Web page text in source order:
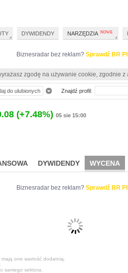
Biznesradar bez reklam? Sprawdź BR
zgodę na używanie cookie, zgodnie
(+7.48%) 05 sie 15:00
DYWIDENDY WYCENA
Biznesradar bez reklam? Sprawdź BR
one wartość dodatnią.
samego sektora.
do ulubionych Znajdź profil:
DYWIDENDY NARZĘDZIA